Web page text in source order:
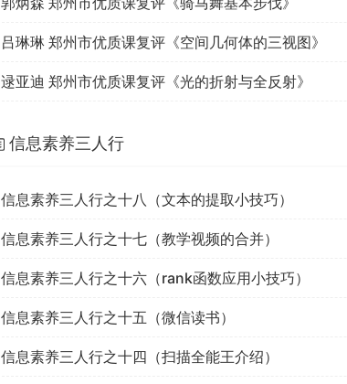
吕琳琳 郑州市优质课复评《空间几何体的三视图》
逯亚迪 郑州市优质课复评《光的折射与全反射》
信息素养三人行
信息素养三人行之十八（文本的提取小技巧）
信息素养三人行之十七（教学视频的合并）
信息素养三人行之十六（rank函数应用小技巧）
信息素养三人行之十五（微信读书）
信息素养三人行之十四（扫描全能王介绍）